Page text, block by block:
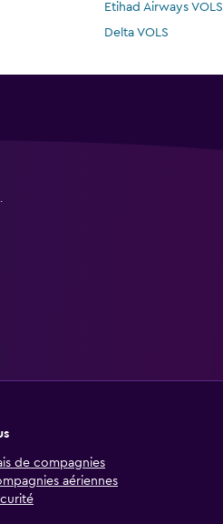
Etihad Airways VOLS
Delta VOLS
de compagnies
aériennes